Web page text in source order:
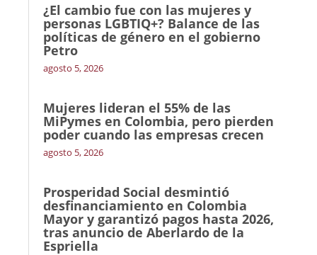
¿El cambio fue con las mujeres y
personas LGBTIQ+? Balance de las
políticas de género en el gobierno
Petro
agosto 5, 2026
Mujeres lideran el 55% de las
MiPymes en Colombia, pero pierden
poder cuando las empresas crecen
agosto 5, 2026
Prosperidad Social desmintió
desfinanciamiento en Colombia
Mayor y garantizó pagos hasta 2026,
tras anuncio de Aberlardo de la
Espriella